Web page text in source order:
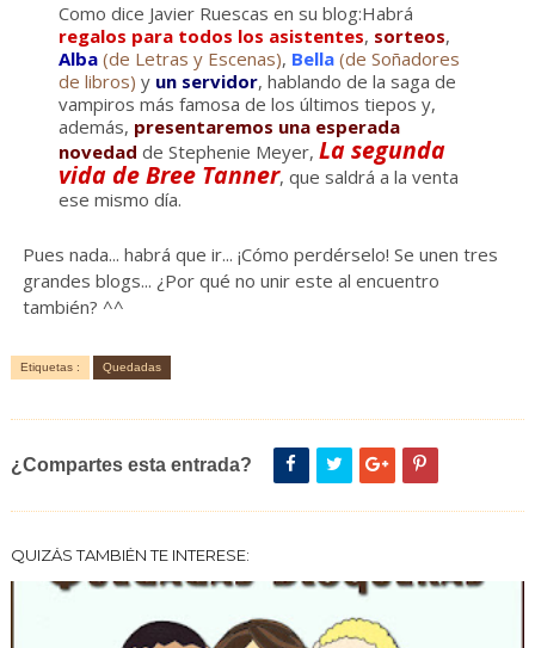
Como dice Javier Ruescas en su blog:Habrá
regalos para todos los asistentes, sorteos,
Alba(de Letras y Escenas), Bella(de Soñadores
de libros) y un servidor, hablando de la saga de
vampiros más famosa de los últimos tiepos y,
además, presentaremos una esperada
novedad de Stephenie Meyer, La segunda
vida de Bree Tanner, que saldrá a la venta
ese mismo día.
Pues nada... habrá que ir... ¡Cómo perdérselo! Se unen tres
grandes blogs... ¿Por qué no unir este al encuentro
también? ^^
Etiquetas : Quedadas
¿Compartes esta entrada?
QUIZÁS TAMBIÉN TE INTERESE: